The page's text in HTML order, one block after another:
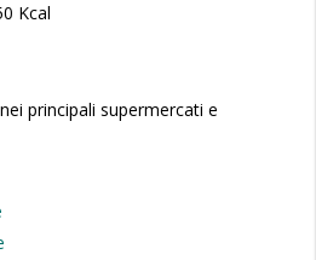
Kcal
principali supermercati e